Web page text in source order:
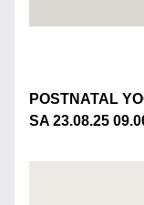
POSTNATAL
SA 23.08.25